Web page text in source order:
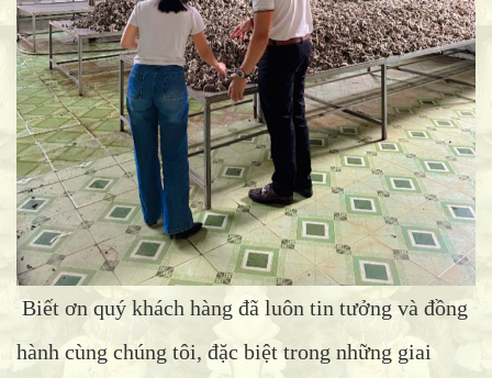
Biết ơn quý khách hàng đã luôn tin tưởng và đồng
hành cùng chúng tôi, đặc biệt trong những giai